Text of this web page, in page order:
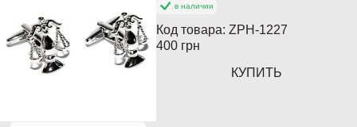
в наличии
Код товара: ZPH-1227
400 грн
КУПИТЬ